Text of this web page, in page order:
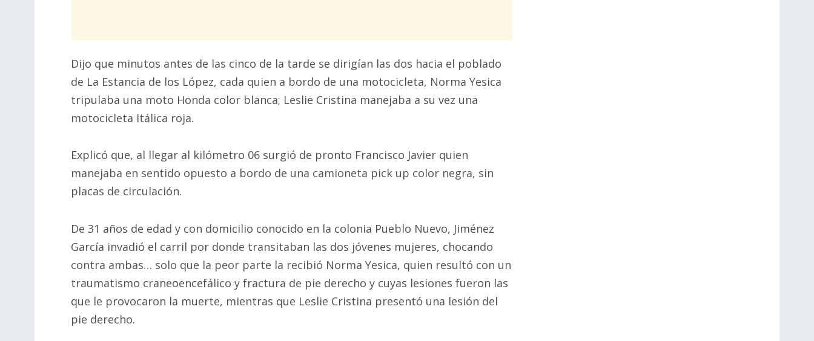
Dijo que minutos antes de las cinco de la tarde se dirigían las dos hacia el poblado
de La Estancia de los López, cada quien a bordo de una motocicleta, Norma Yesica
tripulaba una moto Honda color blanca; Leslie Cristina manejaba a su vez una
motocicleta Itálica roja.
Explicó que, al llegar al kilómetro 06 surgió de pronto Francisco Javier quien
manejaba en sentido opuesto a bordo de una camioneta pick up color negra, sin
placas de circulación.
De 31 años de edad y con domicilio conocido en la colonia Pueblo Nuevo, Jiménez
García invadió el carril por donde transitaban las dos jóvenes mujeres, chocando
contra ambas… solo que la peor parte la recibió Norma Yesica, quien resultó con un
traumatismo craneoencefálico y fractura de pie derecho y cuyas lesiones fueron las
que le provocaron la muerte, mientras que Leslie Cristina presentó una lesión del
pie derecho.